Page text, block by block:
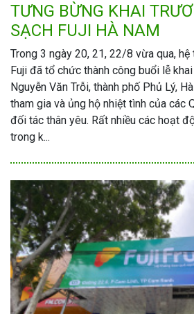
TƯNG BỪNG KHAI
SẠCH FUJI HÀ NAM
Trong 3 ngày 20, 21, 22/8 vừa qua,
Fuji đã tổ chức thành công buổi lễ
Nguyễn Văn Trỗi, thành phố Phủ Lý,
tham gia và ủng hộ nhiệt tình của các
đối tác thân yêu. Rất nhiều các hoạt
trong k...